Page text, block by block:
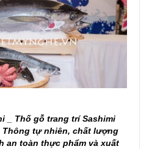
_ Thố gỗ trang trí Sashimi
tự nhiên, chất lượng
an toàn thực phẩm và xuất